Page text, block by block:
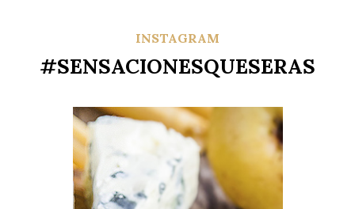
INSTAGRAM
#SENSACIONESQUESERAS